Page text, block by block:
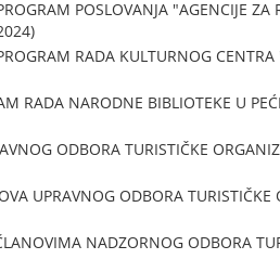
POSLOVANJA "AGENCIJE
RADA KULTURNOG
RADA NARODNE BIBLIOTEKE U
ODBORA TURISTIČKE
UPRAVNOG ODBORA
NADZORNOG ODBORA